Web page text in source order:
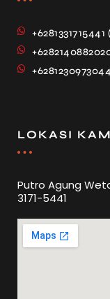
LOKASI
Putro Agung
3171-5441